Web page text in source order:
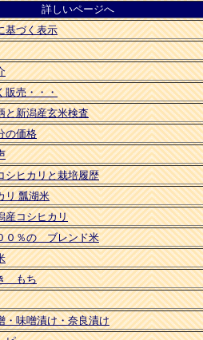
詳しいページへ
基づく表示
販売・・・
と新潟産玄米検査
の価格
シヒカリと栽培履歴
リ 瓢湖米
コシヒカリ
０％の ブレンド米
もち
・味噌漬け・奈良漬け